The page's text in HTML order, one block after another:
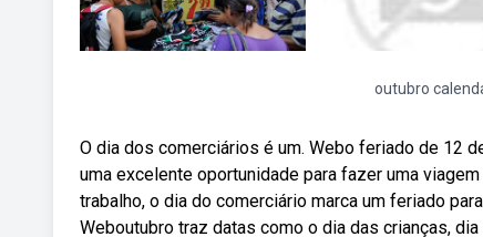
outubro
O dia dos comerciários é um. Webo feriado de 12
uma excelente oportunidade para fazer uma
trabalho, o dia do comerciário marca um feriado
Weboutubro traz datas como o dia das crianças,